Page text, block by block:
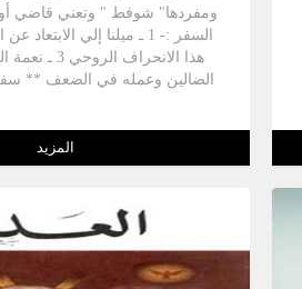
ومفردها" شوفط " وتعني قاضي
هذا الانحراف
الضالين وعمله في الضعف **
داخل الأرض المقدسة كما سقط
في جنة عدن ، لقد سقطوا في
بعد أن ورثوا أرض الموعد ، لكن
مخلص أو محرر. + في هذا السفر
القيادة ، أي دبورة النبيه التي
ما لم يصنعه الرجال. + أعلن الله
المزيد